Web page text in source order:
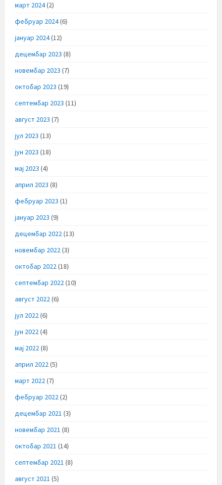
март 2024(2)
фебруар 2024(6)
јануар 2024(12)
децембар 2023 (8)
новембар 2023 (7)
октобар 2023 (19)
септембар 2023 (11)
август 2023 (7)
јул 2023 (13)
јун 2023 (18)
мај 2023 (4)
април 2023 (8)
фебруар 2023 (1)
јануар 2023 (9)
децембар 2022(13)
новембар 2022(3)
октобар 2022(18)
септембар 2022(10)
август 2022(6)
јул 2022(6)
јун 2022(4)
мај 2022(8)
април 2022(5)
март 2022(7)
фебруар 2022(2)
децембар 2021 (3)
новембар 2021 (8)
октобар 2021 (14)
септембар 2021 (8)
август 2021 (5)